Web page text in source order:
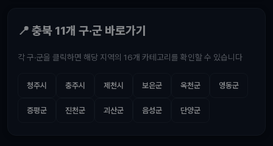
📍 충북 11개 구·군 바로가기
각 구·군을 클릭하면 해당 지역의 16개 카테고리를 확인할 수 있습니다
청주시 충주시 제천시 보은군 옥천군 영동군
증평군 진천군 괴산군 음성군 단양군